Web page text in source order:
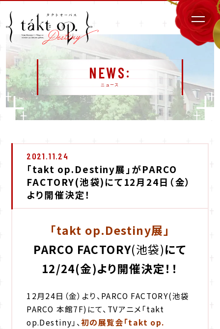
NEWS
ニュース
2021.11.24
「takt op.Destiny展」がPARCO
FACTORY(池袋)にて12月24日（金）
より開催決定！
「takt op.Destiny展」
PARCO FACTORY(池袋)にて
12/24(金)より開催決定！！
12月24日（金）より、PARCO FACTORY(池袋
PARCO 本館7F)にて、TVアニメ「takt
op.Destiny」、初の展覧会「takt op.